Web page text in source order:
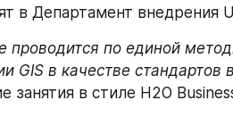
в Департамент внедрения
проводится по единой
GIS в качестве стандартов
занятия в стиле H2O